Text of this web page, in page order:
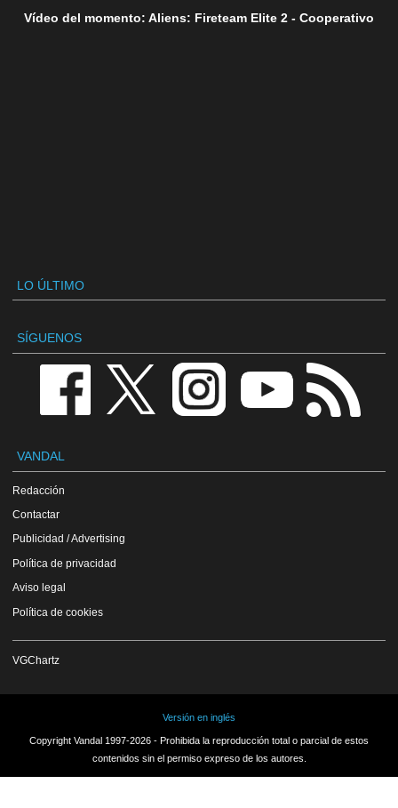
Vídeo del momento: Aliens: Fireteam Elite 2 - Cooperativo
LO ÚLTIMO
SÍGUENOS
VANDAL
Redacción
Contactar
Publicidad / Advertising
Política de privacidad
Aviso legal
Política de cookies
VGChartz
Versión en inglés
Copyright Vandal 1997-2026 - Prohibida la reproducción total o parcial de estos
contenidos sin el permiso expreso de los autores.